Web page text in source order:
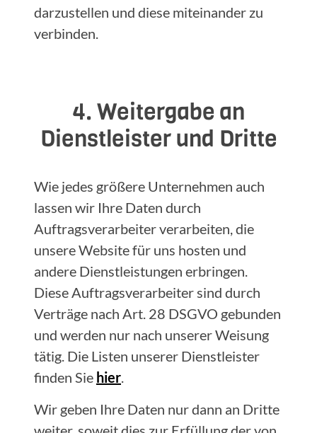
darzustellen und diese miteinander zu
verbinden.
4. Weitergabe an
Dienstleister und Dritte
Wie jedes größere Unternehmen auch
lassen wir Ihre Daten durch
Auftragsverarbeiter verarbeiten, die
unsere Website für uns hosten und
andere Dienstleistungen erbringen.
Diese Auftragsverarbeiter sind durch
Verträge nach Art. 28 DSGVO gebunden
und werden nur nach unserer Weisung
tätig. Die Listen unserer Dienstleister
finden Sie hier.
Wir geben Ihre Daten nur dann an Dritte